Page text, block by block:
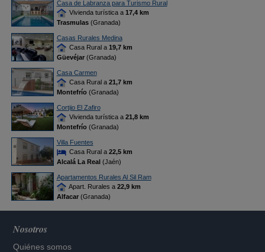
Casa de Labranza para Turismo Rural
Vivienda turística a 17,4 km
Trasmulas(Granada)
Casas Rurales Medina
Casa Rural a 19,7 km
Güevéjar(Granada)
Casa Carmen
Casa Rural a 21,7 km
Montefrío(Granada)
Cortijo El Zafiro
Vivienda turística a 21,8 km
Montefrío(Granada)
Villa Fuentes
Casa Rural a 22,5 km
Alcalá La Real(Jaén)
Apartamentos Rurales Al Sil Ram
Apart. Rurales a 22,9 km
Alfacar(Granada)
Nosotros
Quiénes somos